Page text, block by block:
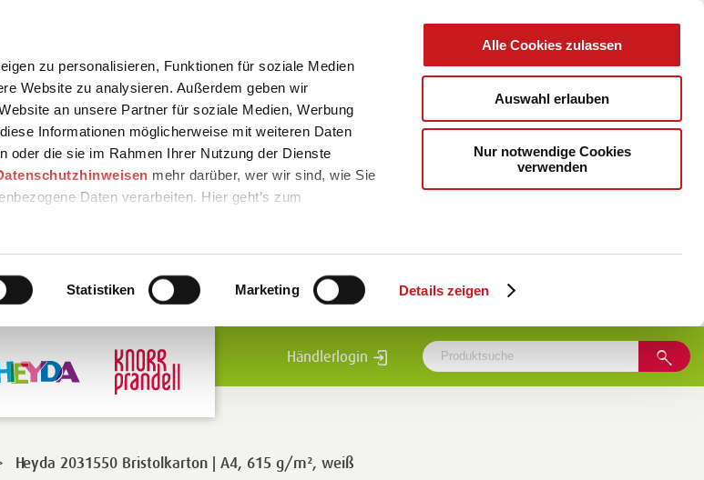
zu personalisieren, Funktionen für soziale Medien
Website zu analysieren. Außerdem geben wir
an unsere Partner für soziale Medien, Werbung
Informationen möglicherweise mit weiteren Daten
oder die sie im Rahmen Ihrer Nutzung der Dienste
mehr darüber, wer wir sind, wie Sie
Daten verarbeiten. Hier geht’s zum
Statistiken Marketing Details zeigen
Alle Cookies zulassen
Auswahl erlauben
Nur notwendige Cookies
verwenden
Händlerlogin
Heyda 2031550 Bristolkarton | A4, 615 g/m², weiß